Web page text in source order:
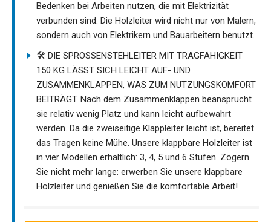
Bedenken bei Arbeiten nutzen, die mit Elektrizität
verbunden sind. Die Holzleiter wird nicht nur von Malern,
sondern auch von Elektrikern und Bauarbeitern benutzt.
🛠️ DIE SPROSSENSTEHLEITER MIT TRAGFÄHIGKEIT
150 KG LÄSST SICH LEICHT AUF- UND
ZUSAMMENKLAPPEN, WAS ZUM NUTZUNGSKOMFORT
BEITRÄGT. Nach dem Zusammenklappen beansprucht
sie relativ wenig Platz und kann leicht aufbewahrt
werden. Da die zweiseitige Klappleiter leicht ist, bereitet
das Tragen keine Mühe. Unsere klappbare Holzleiter ist
in vier Modellen erhältlich: 3, 4, 5 und 6 Stufen. Zögern
Sie nicht mehr lange: erwerben Sie unsere klappbare
Holzleiter und genießen Sie die komfortable Arbeit!